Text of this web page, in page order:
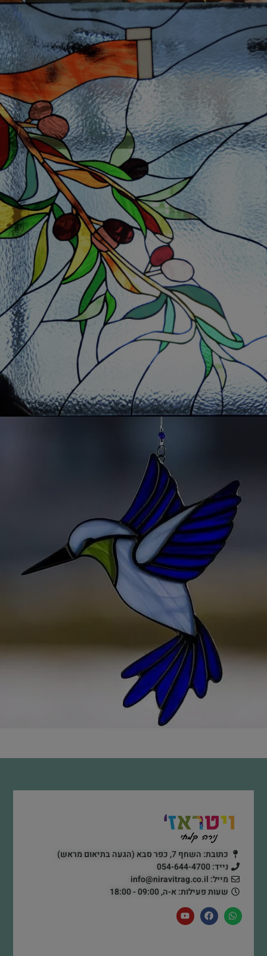
כתובת: השחף 7, כפר סבא (הגעה בתיאום מראש)
נייד: 054-644-4700
מייל: info@niravitrag.co.il
שעות פעילות: א-ה, 09:00 - 18:00